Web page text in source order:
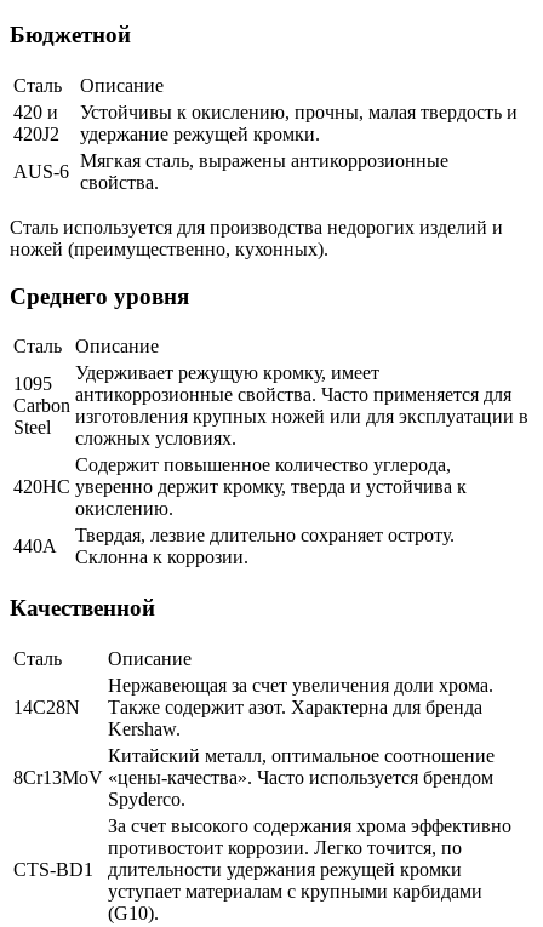
Бюджетной
Сталь
Описание
420 и
420J2
Устойчивы к окислению, прочны, малая твердость и
удержание режущей кромки.
AUS-6
Мягкая сталь, выражены антикоррозионные
свойства.
Сталь используется для производства недорогих изделий и
ножей (преимущественно, кухонных).
Среднего уровня
Сталь
Описание
1095
Carbon
Steel
Удерживает режущую кромку, имеет
антикоррозионные свойства. Часто применяется для
изготовления крупных ножей или для эксплуатации в
сложных условиях.
420НС
Содержит повышенное количество углерода,
уверенно держит кромку, тверда и устойчива к
окислению.
440А
Твердая, лезвие длительно сохраняет остроту.
Склонна к коррозии.
Качественной
Сталь Описание
14C28N
Нержавеющая за счет увеличения доли хрома.
Также содержит азот. Характерна для бренда
Kershaw.
8Cr13MoV
Китайский металл, оптимальное соотношение
«цены-качества». Часто используется брендом
Spyderco.
CTS-BD1
За счет высокого содержания хрома эффективно
противостоит коррозии. Легко точится, по
длительности удержания режущей кромки
уступает материалам с крупными карбидами
(G10).